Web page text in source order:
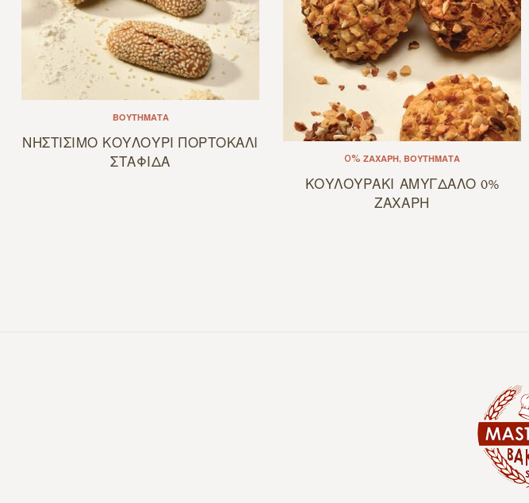
ΒΟΥΤΉΜΑΤΑ
ΝΗΣΤΙΣΙΜΟ ΚΟΥΛΟΥΡΙ ΠΟΡΤΟΚΑΛΙ
ΣΤΑΦΙΔΑ
0% ΖΆΧΑΡΗ, ΒΟΥΤΉΜΑΤΑ
ΚΟΥΛΟΥΡΑΚΙ ΑΜΥΓΔΑΛΟ 0%
ΖΑΧΑΡΗ